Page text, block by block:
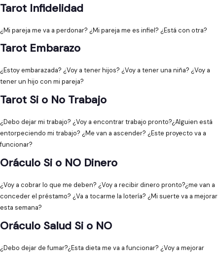
Tarot Infidelidad
¿Mi pareja me va a perdonar? ¿Mi pareja me es infiel? ¿Está con otra?
Tarot Embarazo
¿Estoy embarazada? ¿Voy a tener hijos? ¿Voy a tener una niña? ¿Voy a
tener un hijo con mi pareja?
Tarot Si o No Trabajo
¿Debo dejar mi trabajo? ¿Voy a encontrar trabajo pronto?¿Alguien está
entorpeciendo mi trabajo? ¿Me van a ascender? ¿Este proyecto va a
funcionar?
Oráculo Si o NO Dinero
¿Voy a cobrar lo que me deben? ¿Voy a recibir dinero pronto?¿me van a
conceder el préstamo? ¿Va a tocarme la lotería? ¿Mi suerte va a mejorar
esta semana?
Oráculo Salud Si o NO
¿Debo dejar de fumar?¿Esta dieta me va a funcionar? ¿Voy a mejorar